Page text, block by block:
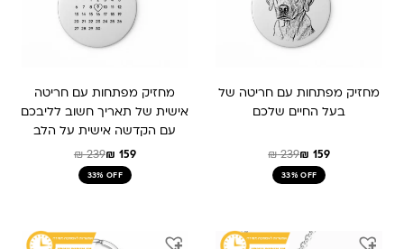
מחזיק מפתחות עם חריטה של
בעל החיים שלכם
₪239₪ 159
33% OFF
מחזיק מפתחות עם חריטה
אישית של תאריך חשוב לליבכם
עם הקדשה אישית על הלב
₪239₪ 159
33% OFF
המחיר
המחיר